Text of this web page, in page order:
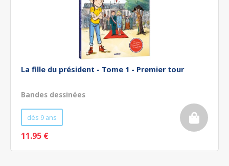
La fille du président - Tome 1 - Premier tour
Bandes dessinées
dès 9 ans
11.95 €